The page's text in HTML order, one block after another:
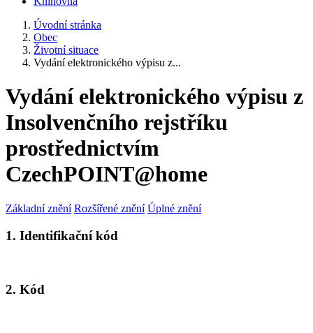
Úvodní stránka
Obec
Životní situace
Vydání elektronického výpisu z...
Vydání elektronického výpisu z
Insolvenčního rejstříku
prostřednictvím
CzechPOINT@home
Základní znění Rozšířené znění Úplné znění
1. Identifikační kód
2. Kód